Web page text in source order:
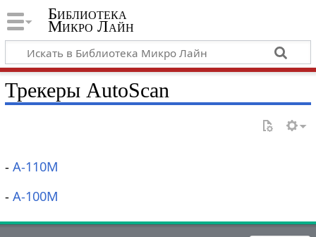
Библиотека
Микро Лайн
Трекеры AutoScan
- А-110M
- А-100M